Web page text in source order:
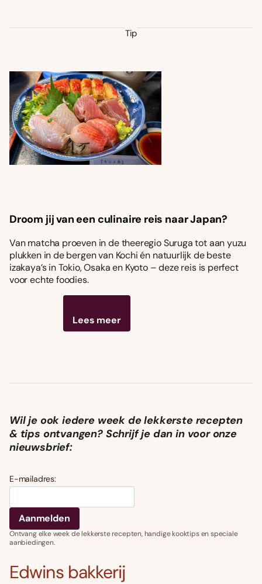
Tip
Droom jij van een culinaire reis naar Japan?
Van matcha proeven in de theeregio Suruga tot aan yuzu
plukken in de bergen van Kochi én natuurlijk de beste
izakaya’s in Tokio, Osaka en Kyoto – deze reis is perfect
voor echte foodies.
Lees meer
Wil je ook iedere week de lekkerste recepten
& tips ontvangen? Schrijf je dan in voor onze
nieuwsbrief:
E-mailadres:
Ontvang elke week de lekkerste recepten, handige kooktips en speciale
aanbiedingen.
Edwins bakkerij